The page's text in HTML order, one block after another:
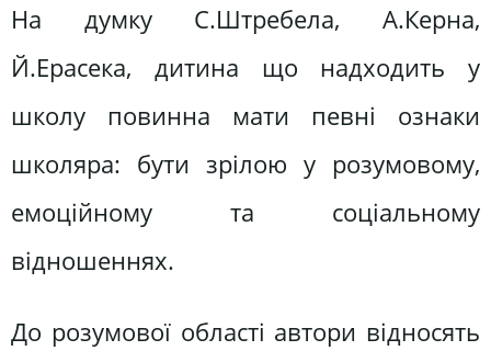
На думку С.Штребела, А.Керна,
Й.Eрасека, дитина що надходить у
школу повинна мати певні ознаки
школяра: бути зрілою у розумовому,
емоційному та соціальному
відношеннях.
До розумової області автори відносять